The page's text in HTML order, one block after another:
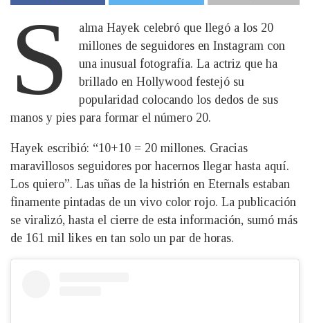
S
alma Hayek celebró que llegó a los 20
millones de seguidores en Instagram con
una inusual fotografía. La actriz que ha
brillado en Hollywood festejó su
popularidad colocando los dedos de sus
manos y pies para formar el número 20.
Hayek escribió: “10+10 = 20 millones. Gracias
maravillosos seguidores por hacernos llegar hasta aquí.
Los quiero”. Las uñas de la histrión en Eternals estaban
finamente pintadas de un vivo color rojo. La publicación
se viralizó, hasta el cierre de esta información, sumó más
de 161 mil likes en tan solo un par de horas.